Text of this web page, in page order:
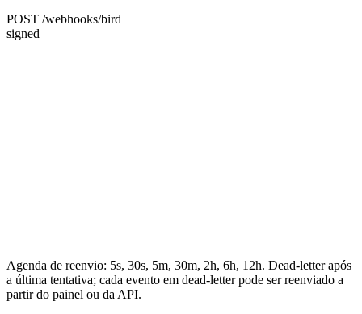
POST /webhooks/bird
signed
Agenda de reenvio: 5s, 30s, 5m, 30m, 2h, 6h, 12h. Dead-letter após
a última tentativa; cada evento em dead-letter pode ser reenviado a
partir do painel ou da API.